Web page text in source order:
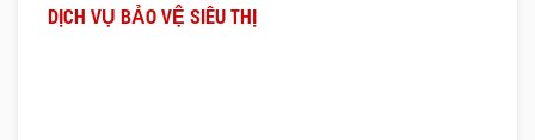
DỊCH VỤ BẢO VỆ SIÊU THỊ